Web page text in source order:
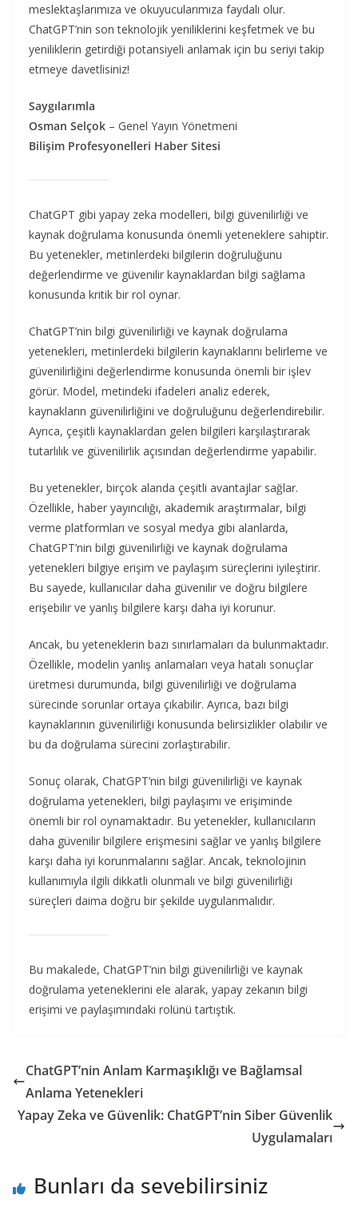
meslektaşlarımıza ve okuyucularımıza faydalı olur.
ChatGPT’nin son teknolojik yeniliklerini keşfetmek ve bu
yeniliklerin getirdiği potansiyeli anlamak için bu seriyi takip
etmeye davetlisiniz!
Saygılarımla
Osman Selçok – Genel Yayın Yönetmeni
Bilişim Profesyonelleri Haber Sitesi
ChatGPT gibi yapay zeka modelleri, bilgi güvenilirliği ve
kaynak doğrulama konusunda önemli yeteneklere sahiptir.
Bu yetenekler, metinlerdeki bilgilerin doğruluğunu
değerlendirme ve güvenilir kaynaklardan bilgi sağlama
konusunda kritik bir rol oynar.
ChatGPT’nin bilgi güvenilirliği ve kaynak doğrulama
yetenekleri, metinlerdeki bilgilerin kaynaklarını belirleme ve
güvenilirliğini değerlendirme konusunda önemli bir işlev
görür. Model, metindeki ifadeleri analiz ederek,
kaynakların güvenilirliğini ve doğruluğunu değerlendirebilir.
Ayrıca, çeşitli kaynaklardan gelen bilgileri karşılaştırarak
tutarlılık ve güvenilirlik açısından değerlendirme yapabilir.
Bu yetenekler, birçok alanda çeşitli avantajlar sağlar.
Özellikle, haber yayıncılığı, akademik araştırmalar, bilgi
verme platformları ve sosyal medya gibi alanlarda,
ChatGPT’nin bilgi güvenilirliği ve kaynak doğrulama
yetenekleri bilgiye erişim ve paylaşım süreçlerini iyileştirir.
Bu sayede, kullanıcılar daha güvenilir ve doğru bilgilere
erişebilir ve yanlış bilgilere karşı daha iyi korunur.
Ancak, bu yeteneklerin bazı sınırlamaları da bulunmaktadır.
Özellikle, modelin yanlış anlamaları veya hatalı sonuçlar
üretmesi durumunda, bilgi güvenilirliği ve doğrulama
sürecinde sorunlar ortaya çıkabilir. Ayrıca, bazı bilgi
kaynaklarının güvenilirliği konusunda belirsizlikler olabilir ve
bu da doğrulama sürecini zorlaştırabilir.
Sonuç olarak, ChatGPT’nin bilgi güvenilirliği ve kaynak
doğrulama yetenekleri, bilgi paylaşımı ve erişiminde
önemli bir rol oynamaktadır. Bu yetenekler, kullanıcıların
daha güvenilir bilgilere erişmesini sağlar ve yanlış bilgilere
karşı daha iyi korunmalarını sağlar. Ancak, teknolojinin
kullanımıyla ilgili dikkatli olunmalı ve bilgi güvenilirliği
süreçleri daima doğru bir şekilde uygulanmalıdır.
Bu makalede, ChatGPT’nin bilgi güvenilirliği ve kaynak
doğrulama yeteneklerini ele alarak, yapay zekanın bilgi
erişimi ve paylaşımındaki rolünü tartıştık.
ChatGPT’nin Anlam Karmaşıklığı ve Bağlamsal
Anlama Yetenekleri
Yapay Zeka ve Güvenlik: ChatGPT’nin Siber Güvenlik
Uygulamaları
Bunları da sevebilirsiniz